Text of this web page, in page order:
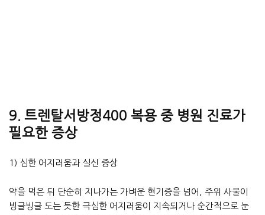
9. 트렌탈서방정400 복용 중 병원 진료가
필요한 증상
1) 심한 어지러움과 실신 증상
약을 먹은 뒤 단순히 지나가는 가벼운 현기증을 넘어, 주위 사물이
빙글빙글 도는 듯한 극심한 어지러움이 지속되거나 순간적으로 눈